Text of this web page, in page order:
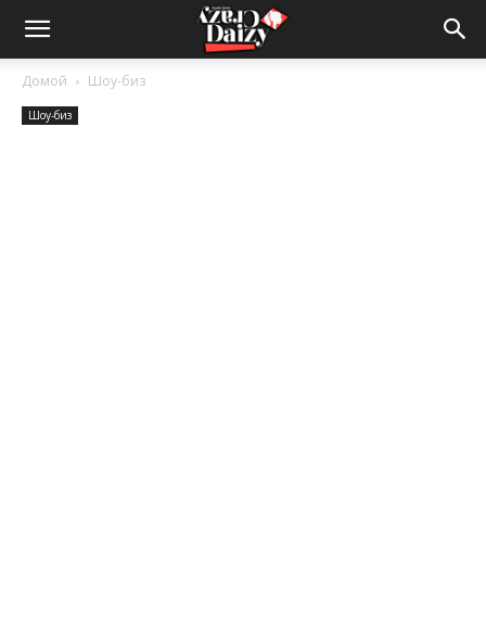
Crazy-
Daizy
Домой Шоу-биз
Шоу-биз